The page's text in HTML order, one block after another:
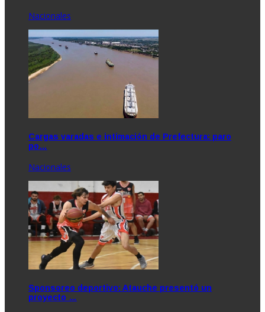
Nacionales
Cargas varadas e intimación de Prefectura: paro
po…
Nacionales
Sponsoreo deportivo: Atauche presentó un
proyecto …